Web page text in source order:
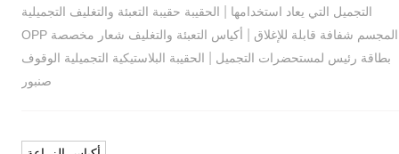
التجميل التي يعاد استخدامها
الحقيبة حقيبة التعبئة والتغليف التجميلية
المجسم شفافة قابلة للإغلاق
أكياس التعبئة والتغليف شعار مخصصة OPP
بطاقة رئيس لمستحضرات التجميل
الحقيبة البلاستيكية التجميلية الوقوف
صنبور